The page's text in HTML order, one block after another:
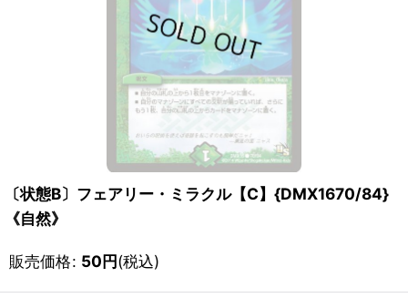
〔状態B〕フェアリー・ミラクル【C】{DMX1670/84}
《自然》
販売価格: 50円(税込)